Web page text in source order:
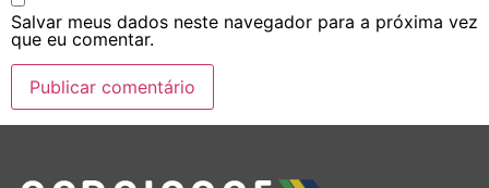
Salvar meus dados neste navegador para a próxima vez
que eu comentar.